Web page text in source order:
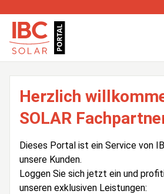
Herzlich
SOLAR
Dieses Portal ist ein Service von
unsere Kunden.
Loggen Sie sich jetzt ein und
unseren exklusiven Leistungen: